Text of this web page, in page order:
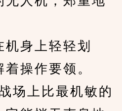
身上轻轻划
操作要领。
上比最机敏的